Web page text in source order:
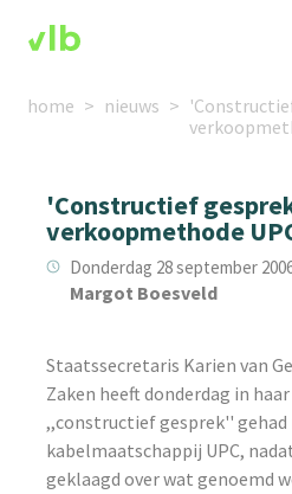
home nieuws
'Constructief
verkoopmethode
Donderdag 28 september
Margot Boesveld
Staatssecretaris Karien van
Zaken heeft donderdag in
,,constructief gesprek'' gehad
kabelmaatschappij UPC,
geklaagd over wat genoemd